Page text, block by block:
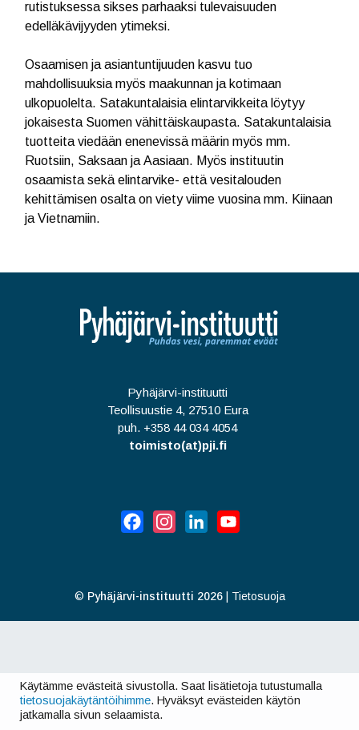
rutistuksessa sikses parhaaksi tulevaisuuden
edelläkävijyyden ytimeksi.
Osaamisen ja asiantuntijuuden kasvu tuo
mahdollisuuksia myös maakunnan ja kotimaan
ulkopuolelta. Satakuntalaisia elintarvikkeita löytyy
jokaisesta Suomen vähittäiskaupasta. Satakuntalaisia
tuotteita viedään enenevissä määrin myös mm.
Ruotsiin, Saksaan ja Aasiaan. Myös instituutin
osaamista sekä elintarvike- että vesitalouden
kehittämisen osalta on viety viime vuosina mm. Kiinaan
ja Vietnamiin.
Pyhäjärvi-instituutti
Teollisuustie 4, 27510 Eura
puh. +358 44 034 4054
toimisto(at)pji.fi
FacebookInstagram
LinkedIn
© Pyhäjärvi-instituutti 2026 Tietosuoja
Käytämme evästeitä sivustolla. Saat lisätietoja tutustumalla
tietosuojakäytäntöihimme. Hyväksyt evästeiden käytön
jatkamalla sivun selaamista.